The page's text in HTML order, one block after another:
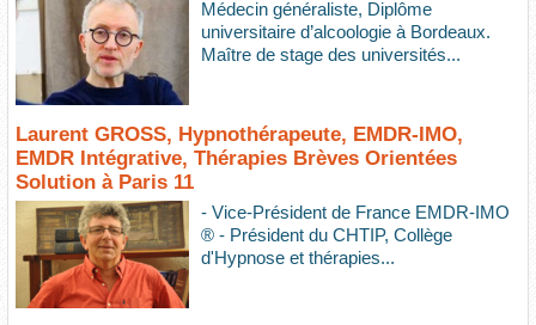
Médecin généraliste, Diplôme
universitaire d’alcoologie à Bordeaux.
Maître de stage des universités...
Laurent GROSS, Hypnothérapeute, EMDR-IMO,
EMDR Intégrative, Thérapies Brèves Orientées
Solution à Paris 11
- Vice-Président de France EMDR-IMO
® - Président du CHTIP, Collège
d'Hypnose et thérapies...